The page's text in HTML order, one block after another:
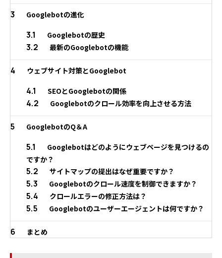
3 Googlebotの進化
3.1 Googlebotの歴史
3.2 最新のGooglebotの機能
4 ウェブサイト対策とGooglebot
4.1 SEOとGooglebotの関係
4.2 Googlebotのクロール効率を向上させる方法
5 GooglebotのQ＆A
5.1
Googlebotはどのようにウェブページを見つけるの
ですか？
5.2 サイトマップの提出はなぜ重要ですか？
5.3 Googlebotのクロール速度を制御できますか？
5.4 クロールエラーの修正方法は？
5.5 Googlebotのユーザーエージェントは何ですか？
6 まとめ